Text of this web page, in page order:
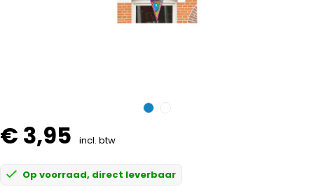
€ 3,95 incl. btw
Op voorraad, direct leverbaar